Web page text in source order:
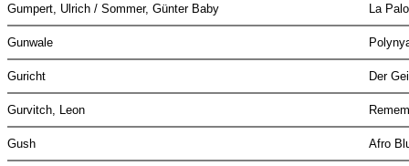
Gumpert, Ulrich / Sommer, Günter Baby La
Gunwale
Guricht Der
Gurvitch, Leon
Gush Afro